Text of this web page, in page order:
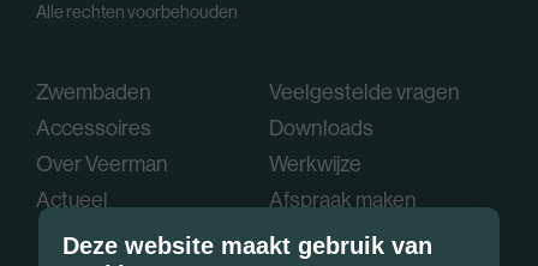
Deze website maakt gebruik van
Alle rechten voorbehouden
Zwembaden
Accessoires
Over Veerman
Actueel
Veelgestelde vragen
Downloads
Werkwijze
Afspraak maken